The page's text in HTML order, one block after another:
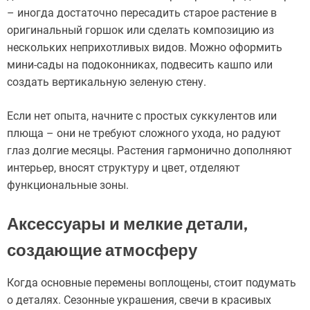
– иногда достаточно пересадить старое растение в
оригинальный горшок или сделать композицию из
нескольких неприхотливых видов. Можно оформить
мини-сады на подоконниках, подвесить кашпо или
создать вертикальную зеленую стену.
Если нет опыта, начните с простых суккулентов или
плюща – они не требуют сложного ухода, но радуют
глаз долгие месяцы. Растения гармонично дополняют
интерьер, вносят структуру и цвет, отделяют
функциональные зоны.
Аксессуары и мелкие детали,
создающие атмосферу
Когда основные перемены воплощены, стоит подумать
о деталях. Сезонные украшения, свечи в красивых